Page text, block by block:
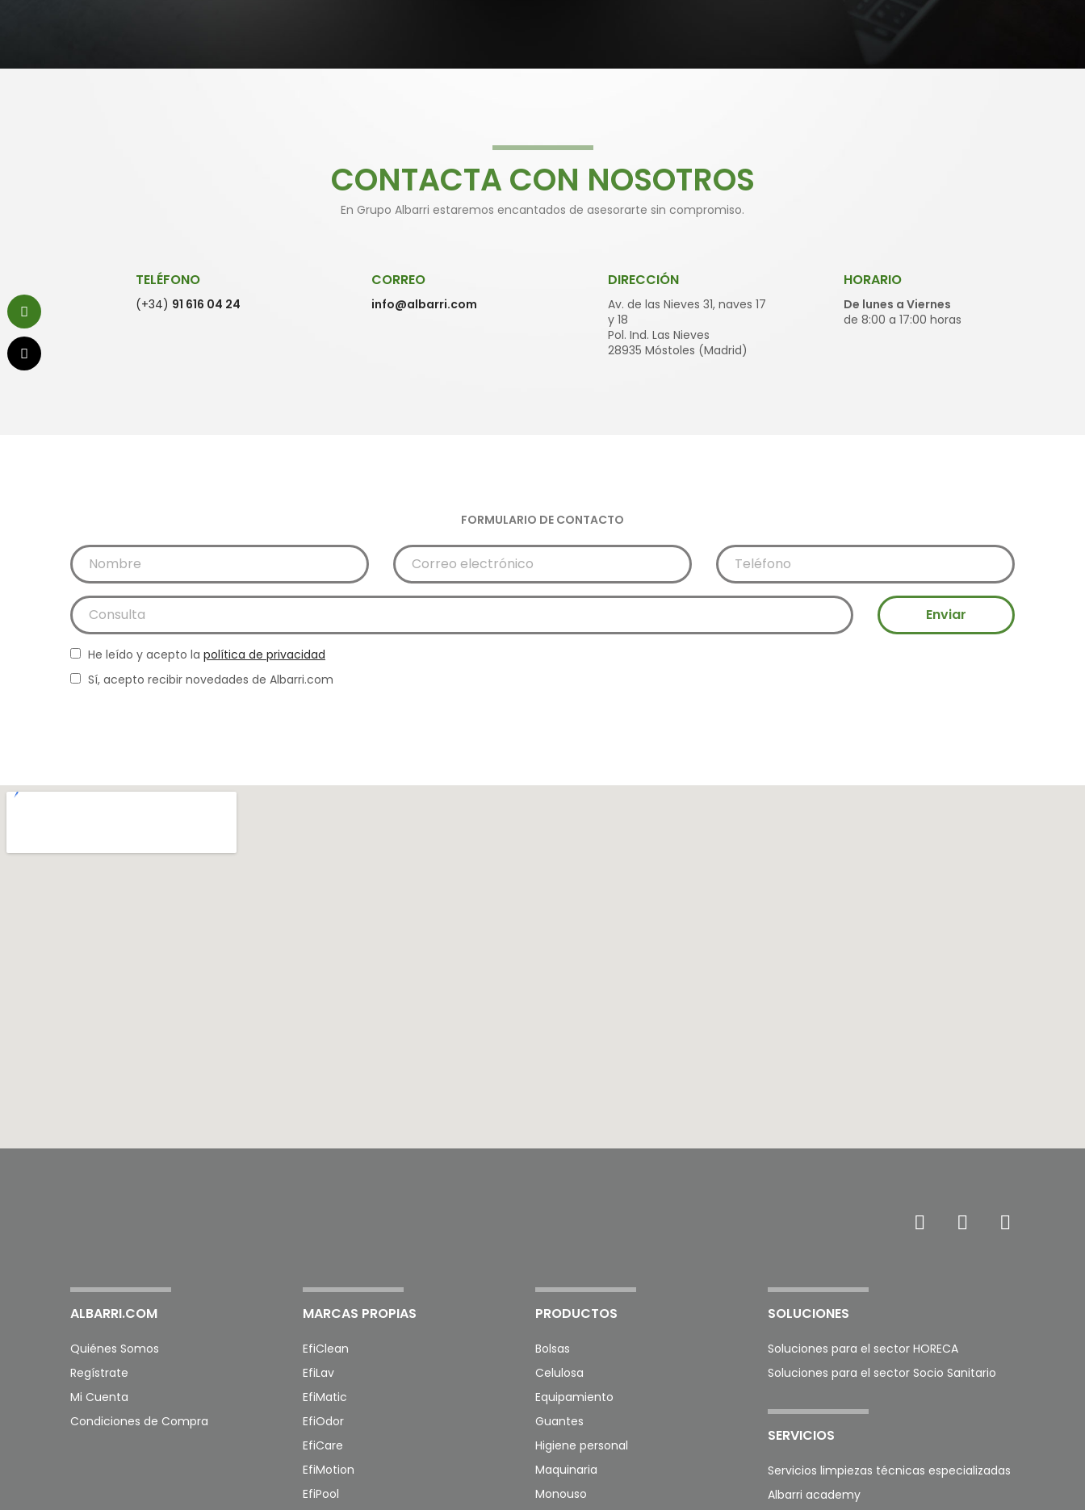
CONTACTA CON NOSOTROS
En Grupo Albarri estaremos encantados de asesorarte sin compromiso.
TELÉFONO
(+34) 91 616 04 24
CORREO
info@albarri.com
DIRECCIÓN
Av. de las Nieves 31, naves 17
y 18
Pol. Ind. Las Nieves
28935 Móstoles (Madrid)
HORARIO
De lunes a Viernes
de 8:00 a 17:00 horas
FORMULARIO DE CONTACTO
Enviar
He leído y acepto la política de privacidad
Sí, acepto recibir novedades de Albarri.com
ALBARRI.COM
Quiénes Somos
Regístrate
Mi Cuenta
Condiciones de Compra
MARCAS PROPIAS
EfiClean
EfiLav
EfiMatic
EfiOdor
EfiCare
EfiMotion
EfiPool
PRODUCTOS
Bolsas
Celulosa
Equipamiento
Guantes
Higiene personal
Maquinaria
Monouso
SOLUCIONES
Soluciones para el sector HORECA
Soluciones para el sector Socio Sanitario
SERVICIOS
Servicios limpiezas técnicas especializadas
Albarri academy